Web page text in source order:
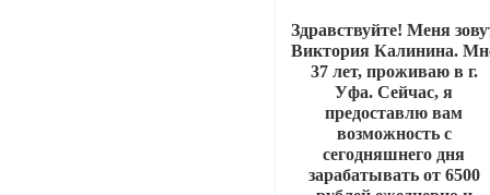
Здравствуйте! Меня
Виктория Калинина.
37 лет, проживаю в г.
Уфа. Сейчас, я
предоставлю вам
возможность с
сегодняшнего дня
зарабатывать от 6500